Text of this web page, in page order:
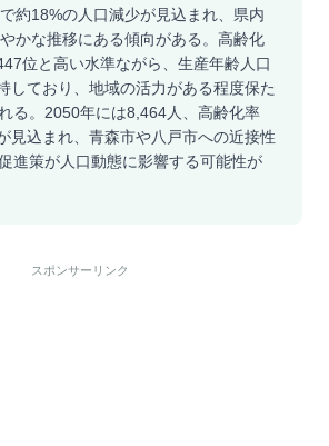
約18%の人口減少が見込まれ、県内
かな推移にある傾向がある。高齢化
位と高い水準ながら、生産年齢人口
しており、地域の活力がある程度保た
る。2050年には8,464人、高齢化率
見込まれ、青森市や八戸市への近接性
進策が人口動態に影響する可能性が
スポンサーリンク